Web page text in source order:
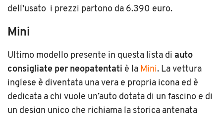
dell’usato i prezzi partono da 6.390 euro.
Mini
Ultimo modello presente in questa lista di auto
consigliate per neopatentati è la Mini. La vettura
inglese è diventata una vera e propria icona ed è
dedicata a chi vuole un’auto dotata di un fascino e di
un design unico che richiama la storica antenata